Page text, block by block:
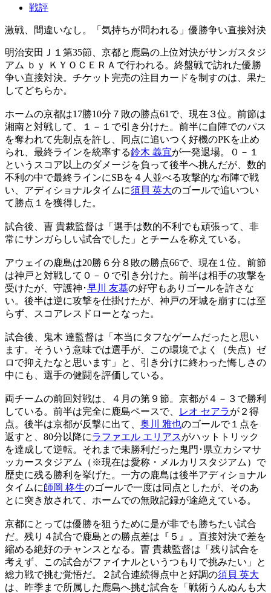
戦評
激戦、間違いなし。「気持ちが問われる」優勝争い直接対決
明治安田Ｊ１第35節、京都と鹿島の上位対決がサンガスタジ
アム ｂｙ ＫＹＯＣＥＲＡで行われる。終盤戦で訪れた優勝
争い直接対決。チケット完売の注目カードを制すのは、果た
してどちらか。
ホームの京都は17勝10分７敗の勝点61で、現在３位。前節は
湘南と対戦して、１－１で引き分けた。前半に自陣でのパス
を奪われて先制点を許し、同点に追いつく好機のPKを止め
られ、最終ラインを統率する鈴木 義宜が一発退場。０－１
というスコア以上のダメージを負って後半へ挑んだが、数的
不利の中で最終ラインにSBを４人並べる攻撃的な布陣で戦
い、アディショナルタイムに須貝 英大のゴールで追いつい
て勝点１を獲得した。
試合後、曺 貴裁監督は「選手は数的不利でも頑張って、非
常にサンガらしい試合でした」とチームを称えている。
アウェイの鹿島は20勝６分８敗の勝点66で、現在１位。前節
は神戸と対戦して０－０で引き分けた。前半は相手の攻撃を
受けたが、守護神･早川 友基の好守もありゴールを許さな
い。後半は逆に攻撃を仕掛けたが、神戸の牙城を崩すには至
らず、スコアレスドローとなった。
試合後、鬼木 達監督は「本当にタフなゲームだったと思い
ます。そういう意味では選手が、この環境でよく（失点）ゼ
ロで抑えたなと思います」と、引き分けに終わった悔しさの
中にも、選手の健闘を評価している。
両チームの前回対戦は、４月の第９節。京都が４－３で勝利
している。前半は完全に鹿島ペースで、
レオ セアラが２得
点。後半は京都が反撃に出て、 奥川 雅也のゴールで１点を
返すと、80分以降にラファエル エリアスがハットトリック
を達成して逆転。それまで未勝利だった鬼門･県立カシマサ
ッカースタジアム（※現在は愛称・メルカリスタジアム）で
歴史に残る勝利を挙げた。一方の鹿島は後半アディショナル
タイムに師岡 柊生のゴールで一度は同点としたが、そのあ
とに突き放されて、ホームでの無敗記録が途絶えている。
京都にとっては優勝を狙うために是が非でも勝ちたい試合
だ。残り４試合で鹿島との勝点差は『５』。直接対決で差を
縮める絶好のチャンスとなる。曺 貴裁監督は「残り試合を
考えず、この試合がファイナルというつもりで挑みたい」と
総力戦で挑む覚悟だ。２試合連続得点中と好調の須貝 英大
は、昨季まで所属した鹿島へ挑む試合を「戦術うんぬんも大